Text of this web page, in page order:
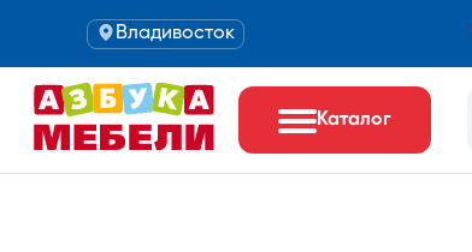
Владивосток
Каталог